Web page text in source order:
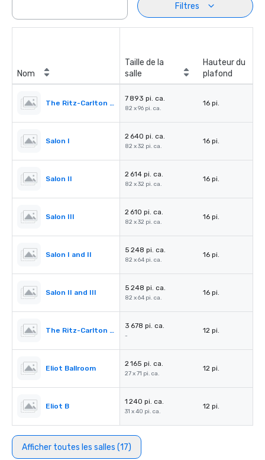
Filtres
Nom
Taille de la
salle
Hauteur du
plafond
The Ritz-Carlton Ballroom
7 893 pi. ca.
82 x 96 pi. ca.
16 pi.
Salon I
2 640 pi. ca.
82 x 32 pi. ca.
16 pi.
Salon II
2 614 pi. ca.
82 x 32 pi. ca.
16 pi.
Salon III
2 610 pi. ca.
82 x 32 pi. ca.
16 pi.
Salon I and II
5 248 pi. ca.
82 x 64 pi. ca.
16 pi.
Salon II and III
5 248 pi. ca.
82 x 64 pi. ca.
16 pi.
The Ritz-Carlton Pre-Function
3 678 pi. ca.
-
12 pi.
Eliot Ballroom
2 165 pi. ca.
27 x 71 pi. ca.
12 pi.
Eliot B
1 240 pi. ca.
31 x 40 pi. ca.
12 pi.
Afficher toutes les salles (17)